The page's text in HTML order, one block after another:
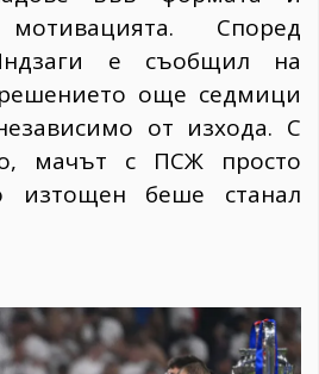
Според
е съобщил на
още седмици
от изхода. С
мачът с ПСЖ просто
изтощен беше станал